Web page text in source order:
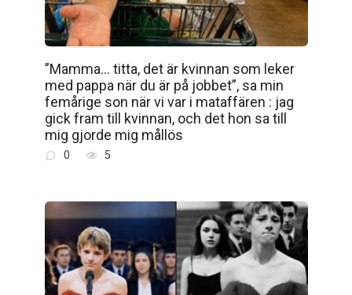
”Mamma… titta, det är kvinnan som leker
med pappa när du är på jobbet”, sa min
femårige son när vi var i mataffären : jag
gick fram till kvinnan, och det hon sa till
mig gjorde mig mållös
0 5